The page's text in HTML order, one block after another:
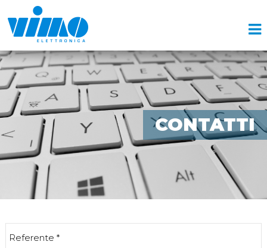
CONTATTI